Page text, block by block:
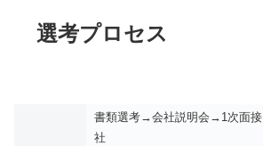
選考プロセス
書類選考→会社説明会→1次面
社